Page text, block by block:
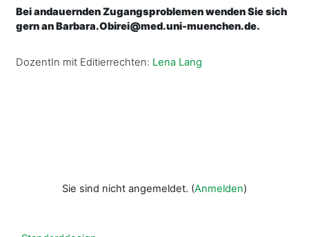
Bei andauernden Zugangsproblemen wenden Sie sich
gern an Barbara.Obirei@med.uni-muenchen.de.
DozentIn mit Editierrechten: Lena Lang
Sie sind nicht angemeldet. (Anmelden)